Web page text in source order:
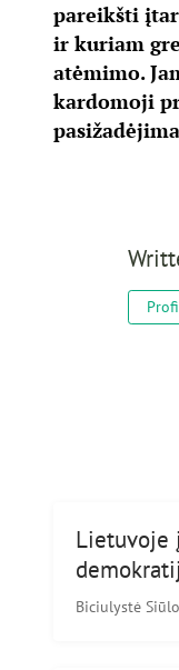
pareikšti
ir kuriam
atėmimo.
kardomoji
Lietuvoje
Biciulystė Siūlo